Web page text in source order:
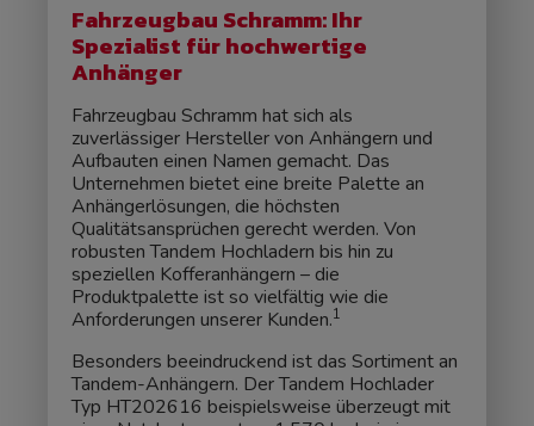
Fahrzeugbau Schramm: Ihr
Spezialist für hochwertige
Anhänger
Fahrzeugbau Schramm hat sich als
zuverlässiger Hersteller von Anhängern und
Aufbauten einen Namen gemacht. Das
Unternehmen bietet eine breite Palette an
Anhängerlösungen, die höchsten
Qualitätsansprüchen gerecht werden. Von
robusten Tandem Hochladern bis hin zu
speziellen Kofferanhängern – die
Produktpalette ist so vielfältig wie die
Anforderungen unserer Kunden.1
Besonders beeindruckend ist das Sortiment an
Tandem-Anhängern. Der Tandem Hochlader
Typ HT202616 beispielsweise überzeugt mit